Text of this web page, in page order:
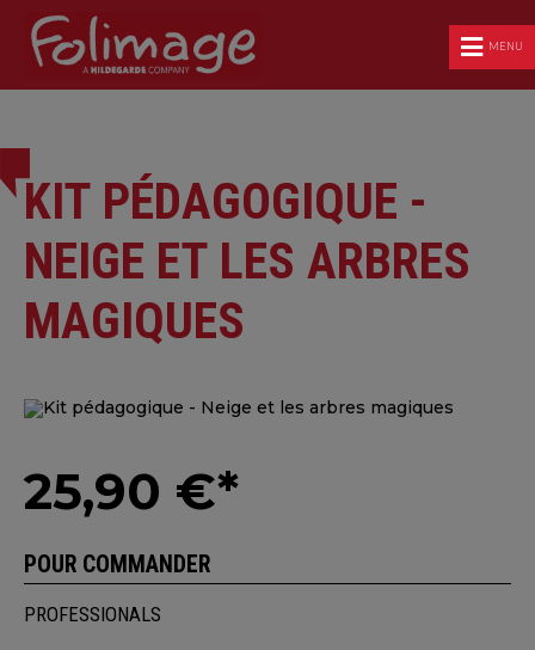
MENU
KIT PÉDAGOGIQUE -
NEIGE ET LES ARBRES
MAGIQUES
25,90 €*
POUR COMMANDER
PROFESSIONALS